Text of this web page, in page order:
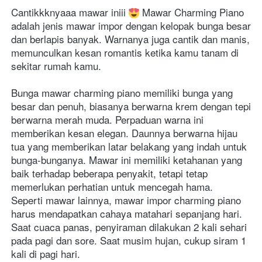
Cantikkknyaaa mawar iniii
Mawar Charming Piano
adalah jenis mawar impor dengan kelopak bunga besar
dan berlapis banyak. Warnanya juga cantik dan manis,
memunculkan kesan romantis ketika kamu tanam di
sekitar rumah kamu.
Bunga mawar charming piano memiliki bunga yang
besar dan penuh, biasanya berwarna krem dengan tepi
berwarna merah muda. Perpaduan warna ini
memberikan kesan elegan. Daunnya berwarna hijau
tua yang memberikan latar belakang yang indah untuk
bunga-bunganya. Mawar ini memiliki ketahanan yang
baik terhadap beberapa penyakit, tetapi tetap
memerlukan perhatian untuk mencegah hama.
Seperti mawar lainnya, mawar impor charming piano
harus mendapatkan cahaya matahari sepanjang hari.
Saat cuaca panas, penyiraman dilakukan 2 kali sehari
pada pagi dan sore. Saat musim hujan, cukup siram 1
kali di pagi hari.